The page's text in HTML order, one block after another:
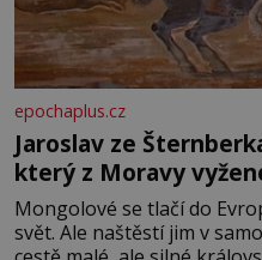
epochaplus.cz
Jaroslav ze
který z Moravy
Mongolové se tlačí do
svět. Ale naštěstí jim v